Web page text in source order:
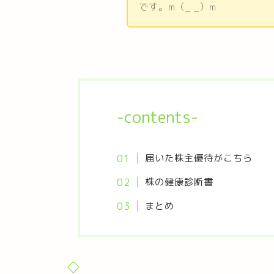
です。m（_ _）m
-contents-
届いた株主優待がこちら
株の健康診断書
まとめ